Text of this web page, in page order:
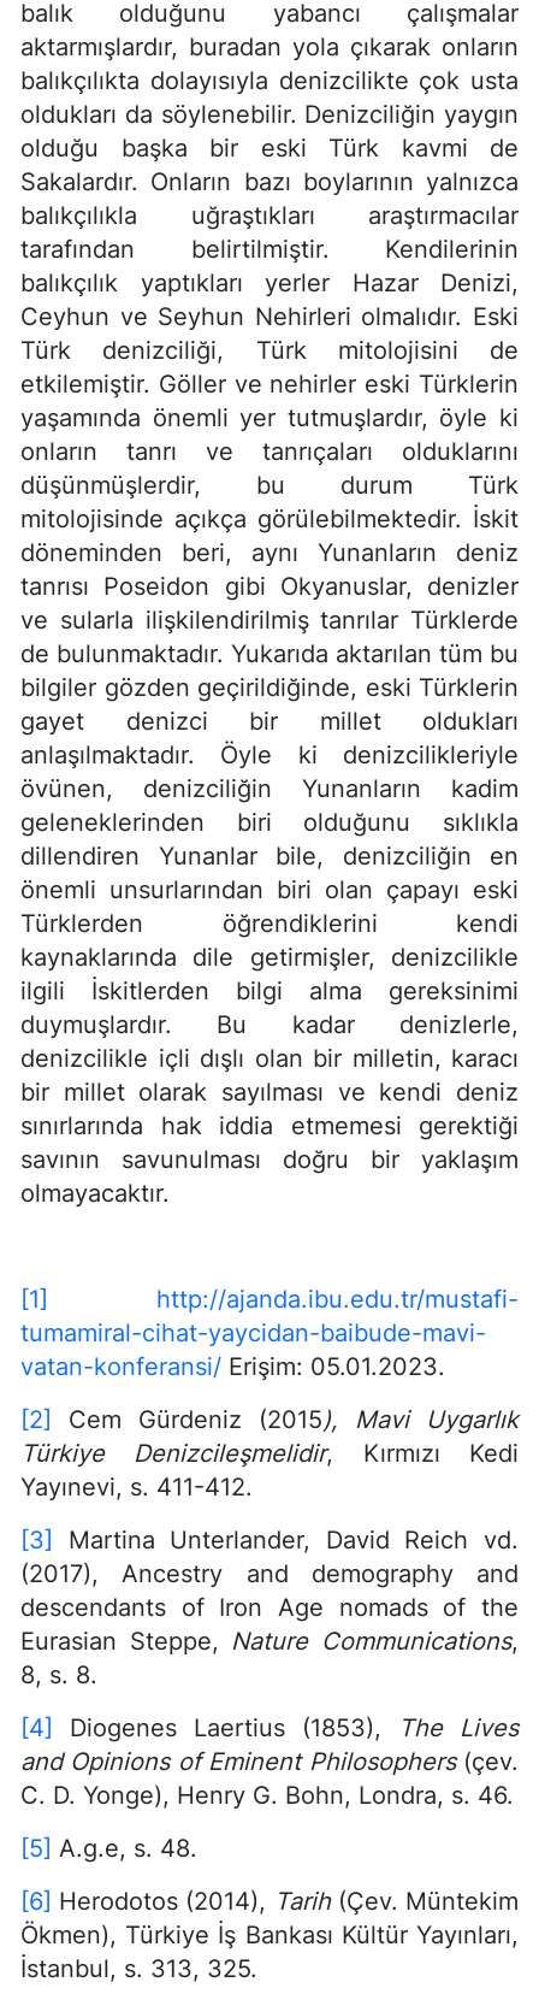
balık olduğunu yabancı çalışmalar
aktarmışlardır, buradan yola çıkarak onların
balıkçılıkta dolayısıyla denizcilikte çok usta
oldukları da söylenebilir. Denizciliğin yaygın
olduğu başka bir eski Türk kavmi de
Sakalardır. Onların bazı boylarının yalnızca
balıkçılıkla uğraştıkları araştırmacılar
tarafından belirtilmiştir. Kendilerinin
balıkçılık yaptıkları yerler Hazar Denizi,
Ceyhun ve Seyhun Nehirleri olmalıdır. Eski
Türk denizciliği, Türk mitolojisini de
etkilemiştir. Göller ve nehirler eski Türklerin
yaşamında önemli yer tutmuşlardır, öyle ki
onların tanrı ve tanrıçaları olduklarını
düşünmüşlerdir, bu durum Türk
mitolojisinde açıkça görülebilmektedir. İskit
döneminden beri, aynı Yunanların deniz
tanrısı Poseidon gibi Okyanuslar, denizler
ve sularla ilişkilendirilmiş tanrılar Türklerde
de bulunmaktadır. Yukarıda aktarılan tüm bu
bilgiler gözden geçirildiğinde, eski Türklerin
gayet denizci bir millet oldukları
anlaşılmaktadır. Öyle ki denizcilikleriyle
övünen, denizciliğin Yunanların kadim
geleneklerinden biri olduğunu sıklıkla
dillendiren Yunanlar bile, denizciliğin en
önemli unsurlarından biri olan çapayı eski
Türklerden öğrendiklerini kendi
kaynaklarında dile getirmişler, denizcilikle
ilgili İskitlerden bilgi alma gereksinimi
duymuşlardır. Bu kadar denizlerle,
denizcilikle içli dışlı olan bir milletin, karacı
bir millet olarak sayılması ve kendi deniz
sınırlarında hak iddia etmemesi gerektiği
savının savunulması doğru bir yaklaşım
olmayacaktır.
[1]
http://ajanda.ibu.edu.tr/mustafi-
tumamiral-cihat-yaycidan-baibude-mavi-
vatan-konferansi/ Erişim: 05.01.2023.
[2]
Cem Gürdeniz (2015), Mavi Uygarlık
Türkiye Denizcileşmelidir, Kırmızı Kedi
Yayınevi, s. 411-412.
[3]
Martina Unterlander, David Reich vd.
(2017), Ancestry and demography and
descendants of Iron Age nomads of the
Eurasian Steppe, Nature Communications,
8, s. 8.
[4]
Diogenes Laertius (1853),
The Lives
and Opinions of Eminent Philosophers(çev.
C. D. Yonge), Henry G. Bohn, Londra, s. 46.
[5] A.g.e, s. 48.
[6] Herodotos (2014), Tarih(Çev. Müntekim
Ökmen), Türkiye İş Bankası Kültür Yayınları,
İstanbul, s. 313, 325.